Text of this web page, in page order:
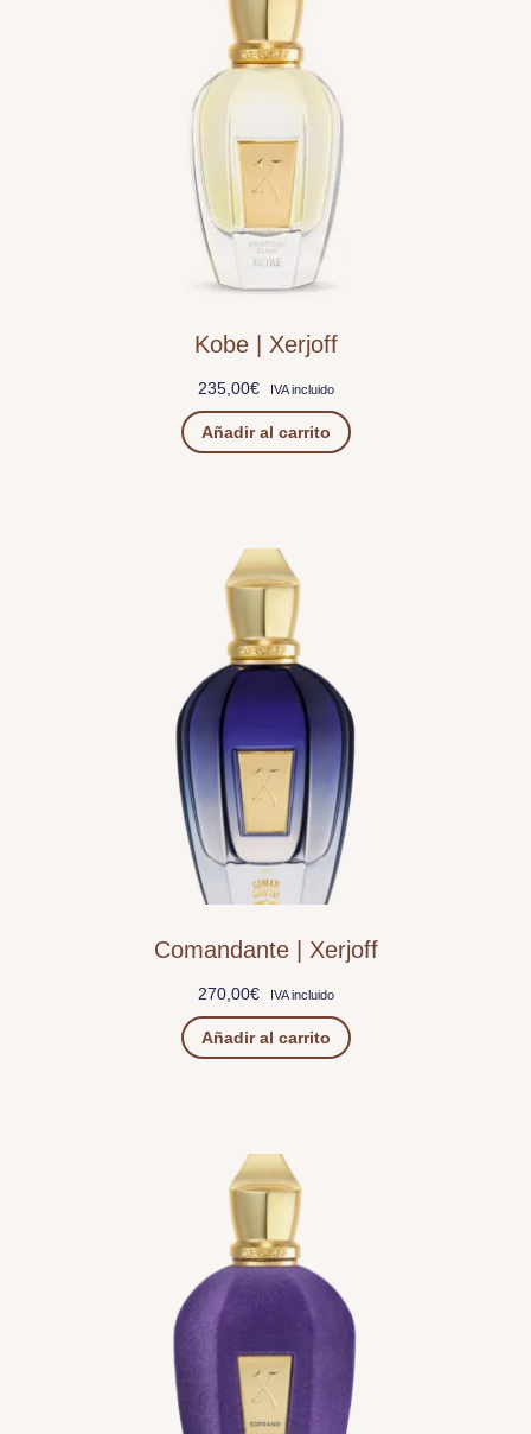
Kobe | Xerjoff
235,00€ IVA incluido
Añadir al carrito
Comandante | Xerjoff
270,00€ IVA incluido
Añadir al carrito